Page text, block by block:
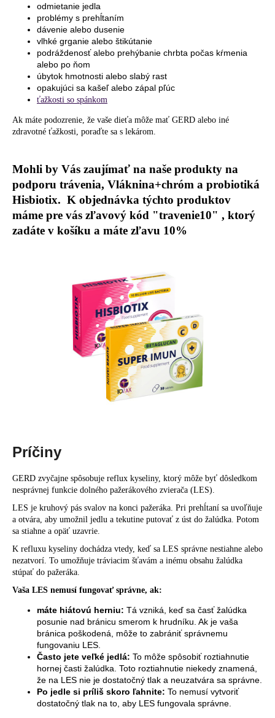
odmietanie jedla
problémy s prehĺtaním
dávenie alebo dusenie
vlhké grganie alebo štikútanie
podráždenosť alebo prehýbanie chrbta počas kŕmenia
alebo po ňom
úbytok hmotnosti alebo slabý rast
opakujúci sa kašeľ alebo zápal pľúc
ťažkosti so spánkom
Ak máte podozrenie, že vaše dieťa môže mať GERD alebo iné
zdravotné ťažkosti, poraďte sa s lekárom.
Mohli by Vás zaujímať na naše produkty na
podporu trávenia, Vláknina+chróm a probiotiká
Hisbiotix. K objednávka týchto produktov
máme pre vás zľavový kód "travenie10" , ktorý
zadáte v košíku a máte zľavu 10%
Príčiny
GERD zvyčajne spôsobuje reflux kyseliny, ktorý môže byť dôsledkom
nesprávnej funkcie dolného pažerákového zvierača (LES).
LES je kruhový pás svalov na konci pažeráka. Pri prehĺtaní sa uvoľňuje
a otvára, aby umožnil jedlu a tekutine putovať z úst do žalúdka. Potom
sa stiahne a opäť uzavrie.
K refluxu kyseliny dochádza vtedy, keď sa LES správne nestiahne alebo
nezatvorí. To umožňuje tráviacim šťavám a inému obsahu žalúdka
stúpať do pažeráka.
Vaša LES nemusí fungovať správne, ak:
máte hiátovú herniu: Tá vzniká, keď sa časť žalúdka
posunie nad bránicu smerom k hrudníku. Ak je vaša
bránica poškodená, môže to zabrániť správnemu
fungovaniu LES.
Často jete veľké jedlá: To môže spôsobiť roztiahnutie
hornej časti žalúdka. Toto roztiahnutie niekedy znamená,
že na LES nie je dostatočný tlak a neuzatvára sa správne.
Po jedle si príliš skoro ľahnite: To nemusí vytvoriť
dostatočný tlak na to, aby LES fungovala správne.